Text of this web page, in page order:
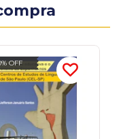
OFF